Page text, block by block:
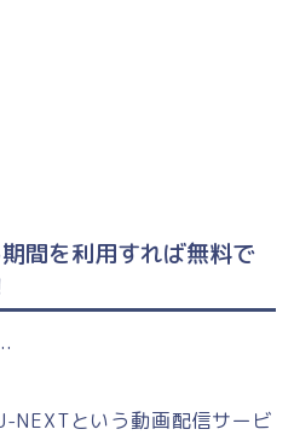
間を利用すれば無料で
NEXTという動画配信サービ